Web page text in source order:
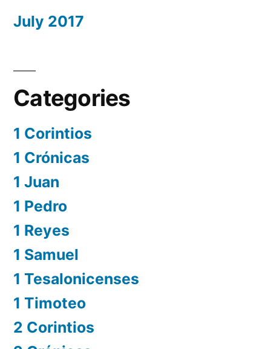
July 2017
Categories
1 Corintios
1 Crónicas
1 Juan
1 Pedro
1 Reyes
1 Samuel
1 Tesalonicenses
1 Timoteo
2 Corintios